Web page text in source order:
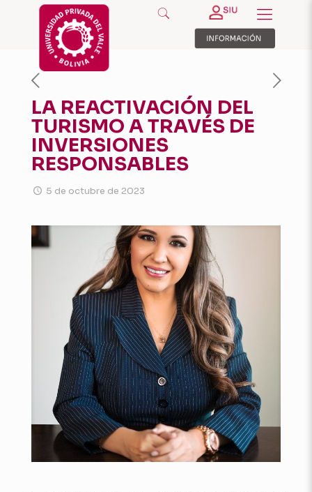
LA REACTIVACIÓN DEL
TURISMO A TRAVÉS DE
INVERSIONES
RESPONSABLES
5 de octubre de 2023